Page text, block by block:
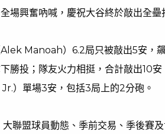
場興奮吶喊，慶祝大谷終於敲出全壘
Manoah）6.2局只被敲出5安，
勝投；隊友火力相挺，合計敲出10
）單場3安，包括3局上的2分砲。
聯盟球員動態、季前交易、季後賽